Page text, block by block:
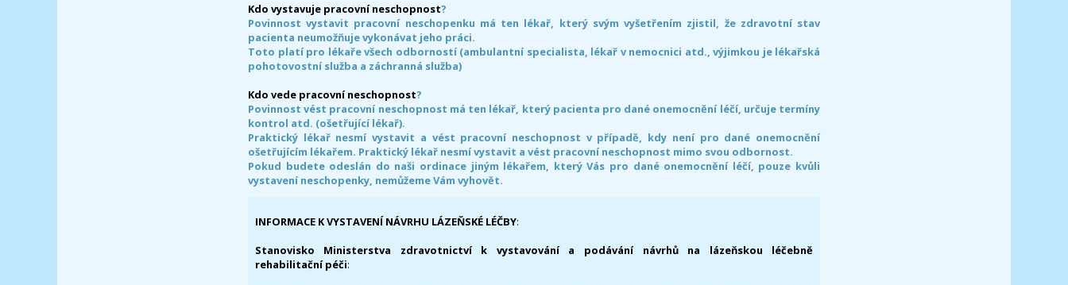
Kdo vystavuje pracovní neschopnost?
Povinnost vystavit pracovní neschopenku má ten lékař, který svým vyšetřením zjistil, že zdravotní stav
pacienta neumožňuje vykonávat jeho práci.
Toto platí pro lékaře všech odborností (ambulantní specialista, lékař v nemocnici atd., výjimkou je lékařská
pohotovostní služba a záchranná služba)
Kdo vede pracovní neschopnost?
Povinnost vést pracovní neschopnost má ten lékař, který pacienta pro dané onemocnění léčí, určuje termíny
kontrol atd. (ošetřující lékař).
Praktický lékař nesmí vystavit a vést pracovní neschopnost v případě, kdy není pro dané onemocnění
ošetřujícím lékařem. Praktický lékař nesmí vystavit a vést pracovní neschopnost mimo svou odbornost.
Pokud budete odeslán do naši ordinace jiným lékařem, který Vás pro dané onemocnění léčí, pouze kvůli
vystavení neschopenky, nemůžeme Vám vyhovět.
INFORMACE K VYSTAVENÍ NÁVRHU LÁZEŇSKÉ LÉČBY:
Stanovisko Ministerstva zdravotnictví k vystavování a podávání návrhů na lázeňskou léčebně
rehabilitační péči: